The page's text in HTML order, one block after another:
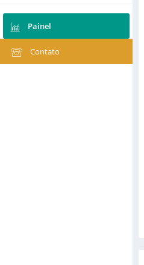
Painel
Contato